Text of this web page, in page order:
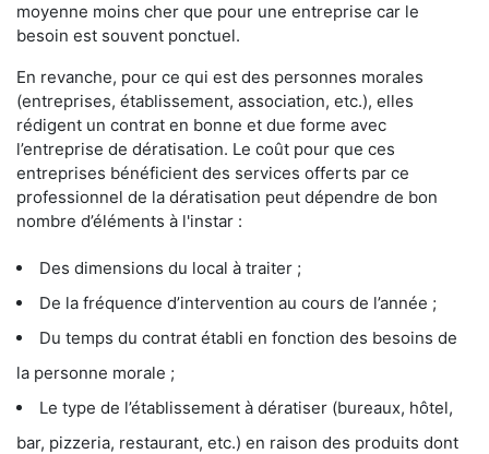
moyenne moins cher que pour une entreprise car le
besoin est souvent ponctuel.
En revanche, pour ce qui est des personnes morales
(entreprises, établissement, association, etc.), elles
rédigent un contrat en bonne et due forme avec
l’entreprise de dératisation. Le coût pour que ces
entreprises bénéficient des services offerts par ce
professionnel de la dératisation peut dépendre de bon
nombre d’éléments à l'instar :
Des dimensions du local à traiter ;
De la fréquence d’intervention au cours de l’année ;
Du temps du contrat établi en fonction des besoins de
la personne morale ;
Le type de l’établissement à dératiser (bureaux, hôtel,
bar, pizzeria, restaurant, etc.) en raison des produits dont